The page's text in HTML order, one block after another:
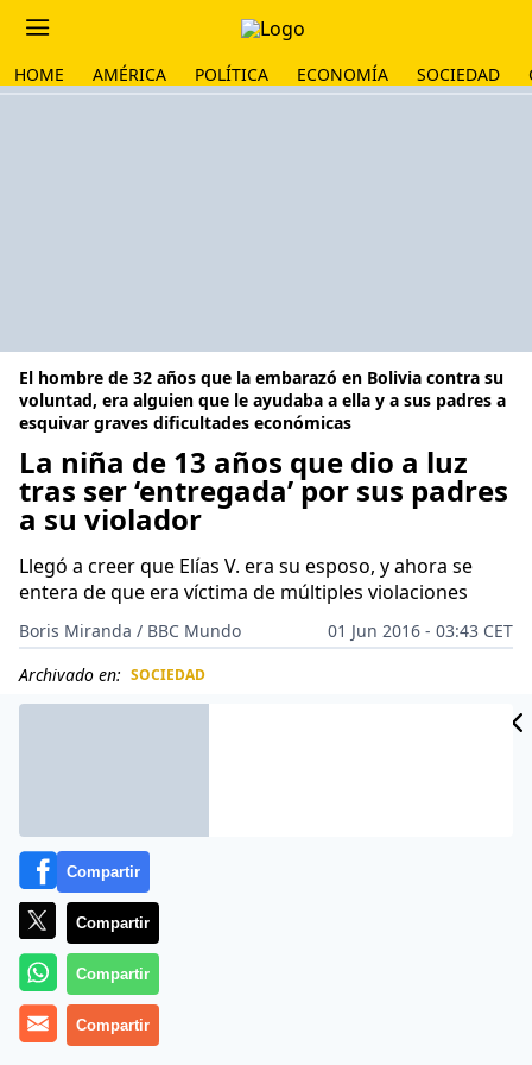
HOME AMÉRICA POLÍTICA ECONOMÍA SOCIEDAD
El hombre de 32 años que la embarazó en Bolivia contra su
voluntad, era alguien que le ayudaba a ella y a sus padres a
esquivar graves dificultades económicas
La niña de 13 años que dio a luz
tras ser ‘entregada’ por sus padres
a su violador
Llegó a creer que Elías V. era su esposo, y ahora se
entera de que era víctima de múltiples violaciones
Boris Miranda / BBC Mundo
01 Jun 2016 - 03:43 CET
Archivado en: SOCIEDAD
Vania C., de 13 años de edad, llegó a creer que Elías V.
Compartir
Compartir
Compartir
Compartir